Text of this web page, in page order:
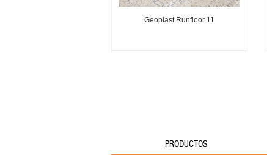
Geoplast Runfloor 11
PRODUCTOS